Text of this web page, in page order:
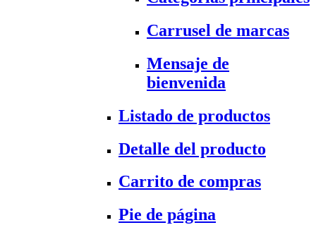
Carrusel de marcas
Mensaje de
bienvenida
Listado de productos
Detalle del producto
Carrito de compras
Pie de página